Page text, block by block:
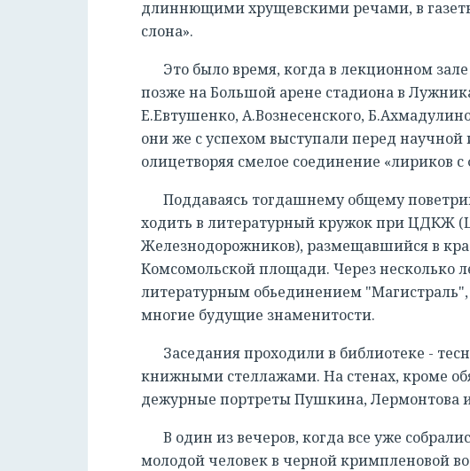
длиннющими хрущевскими речами, в
слона».
Это было время, когда в лекционном
позже на Большой арене стадиона в
Е.Евтушенко, А.Вознесенского,
они же с успехом выступали перед
олицетворяя смелое соединение «лириков
Поддаваясь тогдашнему общему
ходить в литературный кружок при ЦДКЖ
Железнодорожников), размещавшийся в
Комсомольской площади. Через несколько
литературным обьединением
многие будущие знаменитости.
Заседания проходили в библиотеке -
книжными стеллажами. На стенах, кроме
дежурные портреты Пушкина, Лермонтова и
В один из вечеров, когда все уже
молодой человек в черной кримпленовой